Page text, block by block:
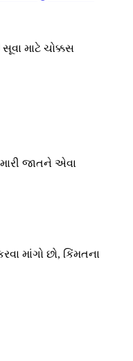
માટે ચોક્કસ
જાતને એવા
માંગો છો, કિંમતના